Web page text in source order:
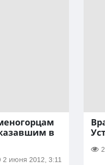
в
2 июня 2012, 3:11